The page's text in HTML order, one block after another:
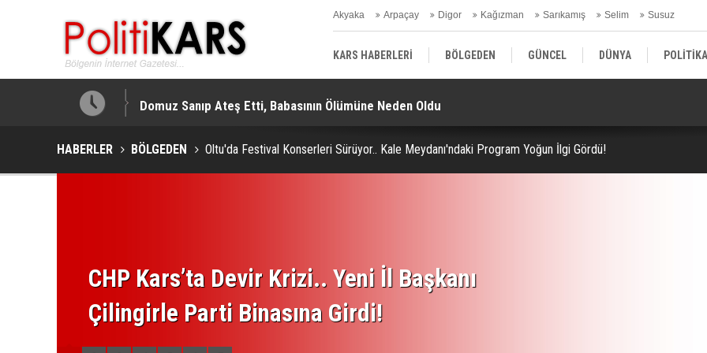
Akyaka Arpaçay Digor Kağızman Sarıkamış Selim Susuz
KARS HABERLERİ BÖLGEDEN GÜNCEL DÜNYA POLİTİKA
EKONOMİ | FİNANS | OTOMOTİV
Domuz Sanıp Ateş Etti, Babasının Ölümüne Neden Oldu
HABERLER BÖLGEDEN Oltu'da Festival Konserleri Sürüyor.. Kale Meydanı'ndaki Program Yoğun İlgi Gördü!
CHP Kars’ta Devir Krizi.. Yeni İl Başkanı
Çilingirle Parti Binasına Girdi!